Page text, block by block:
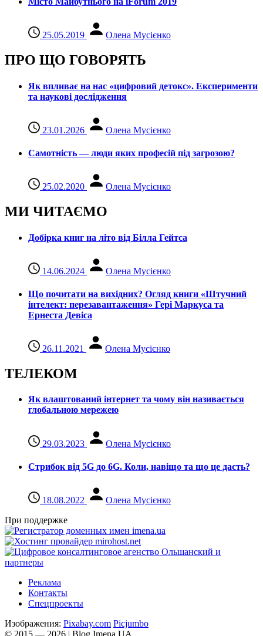
25.05.2019 Олена Мусієнко
ПРО ЩО ГОВОРЯТЬ
Як впливає на нас «цифровий детокс». Експерименти
та наукові дослідження
23.01.2026 Олена Мусієнко
Самотність — люди яких професій під загрозою?
25.02.2020 Олена Мусієнко
МИ ЧИТАЄМО
Добірка книг на літо від Білла Гейтса
14.06.2024 Олена Мусієнко
Що почитати на вихідних? Огляд книги «Штучний
інтелект: перезавантаження» Гері Маркуса та
Ернеста Девіса
26.11.2021 Олена Мусієнко
ТЕЛЕКОМ
Як влаштований інтернет та чому він називається
глобальною мережею
29.03.2023 Олена Мусієнко
Стрибок від 5G до 6G. Коли, навіщо та що це даcть?
18.08.2022
Олена Мусієнко
При поддержке
Реклама
Контакты
Спецпроекты
Изображения: Pixabay.com Picjumbo